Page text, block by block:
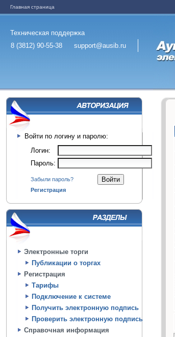
Главная страница
Техническая поддержка
8 (3812) 90-55-38
support@ausib.ru
Войти по логину и паролю:
Логин:
Пароль:
Забыли пароль?
Регистрация
Электронные торги
Публикации о торгах
Регистрация
Тарифы
Подключение к системе
Получить электронную подпись
Проверить электронную подпись
Справочная информация